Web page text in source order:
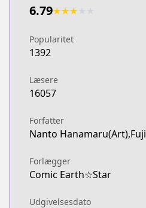
6.79★★★
Popularitet
1392
Læsere
16057
Forfatter
Nanto
Forlægger
Comic Earth☆Star
Udgivelsesdato